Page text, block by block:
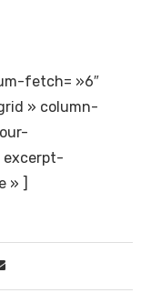
fetch= »6″
» column-
excerpt-
» ]